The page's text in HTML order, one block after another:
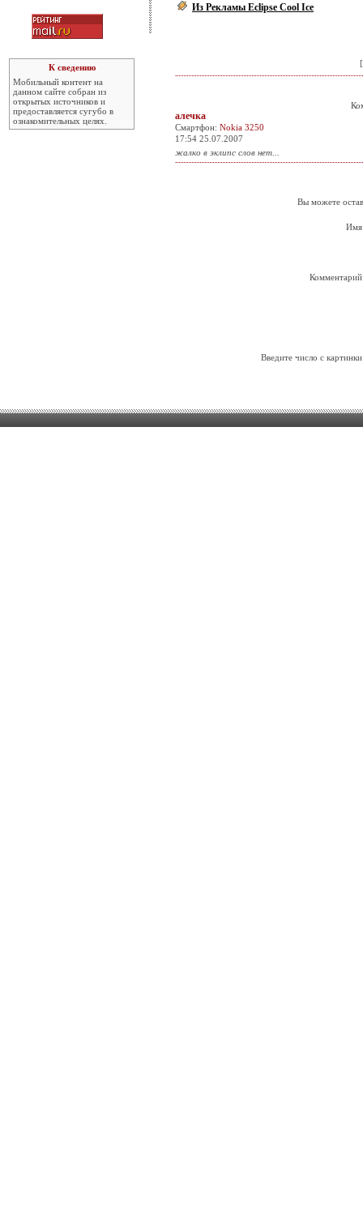
К сведению
Мобильный контент на
данном сайте собран из
открытых источников и
предоставляется сугубо в
ознакомительных целях.
Из Рекламы Eclipse Cool Ice
[
алечка
Смартфон: Nokia 3250
17:54 25.07.2007
жалко в эклипс слов нет...
Вы можете
Введите число с